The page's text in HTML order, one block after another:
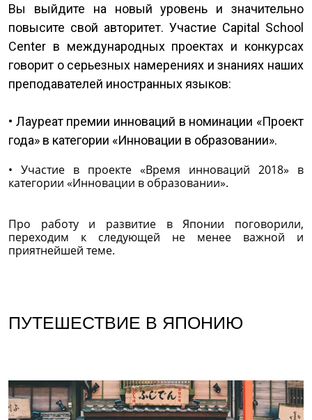
Вы выйдите на новый уровень и значительно
повысите свой авторитет. Участие Capital School
Center в международных проектах и конкурсах
говорит о серьезных намерениях и знаниях наших
преподавателей иностранных языков:
• Лауреат премии инноваций в номинации «Проект
года» в категории «Инновации в образовании».
• Участие в проекте «Время инноваций 2018» в
категории «Инновации в образовании».
Про работу и развитие в Японии поговорили,
переходим к следующей не менее важной и
приятнейшей теме.
ПУТЕШЕСТВИЕ В ЯПОНИЮ